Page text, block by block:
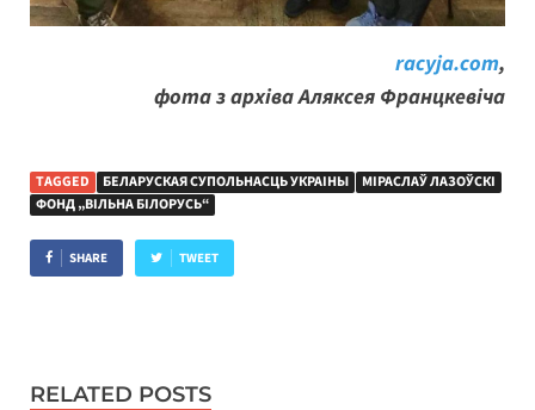
racyja.com,
фота з архіва Аляксея Францкевіча
TAGGED БЕЛАРУСКАЯ СУПОЛЬНАСЦЬ УКРАІНЫ
МІРАСЛАЎ ЛАЗОЎСКІ
ФОНД „ВІЛЬНА БІЛОРУСЬ“
SHARE TWEET
RELATED POSTS